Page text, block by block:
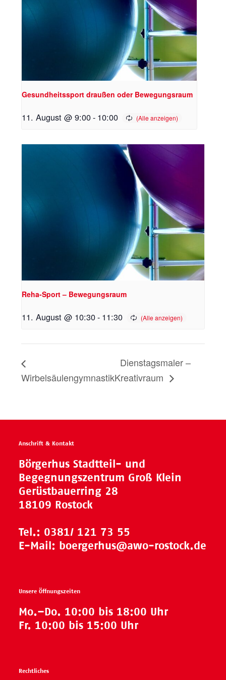
Gesundheitssport draußen oder Bewegungsraum
11. August @ 9:00- 10:00
Reha-Sport – Bewegungsraum
11. August @ 10:30- 11:30
Wirbelsäulengymnastik
Dienstagsmaler –
Kreativraum
Anschrift & Kontakt
Börgerhus Stadtteil- und
Begegnungszentrum Groß Klein
Gerüstbauerring 28
18109 Rostock
Tel.: 0381/ 121 73 55
E-Mail: boergerhus@awo-rostock.de
Unsere Öffnungszeiten
Mo.–Do. 10:00 bis 18:00 Uhr
Fr. 10:00 bis 15:00 Uhr
Rechtliches